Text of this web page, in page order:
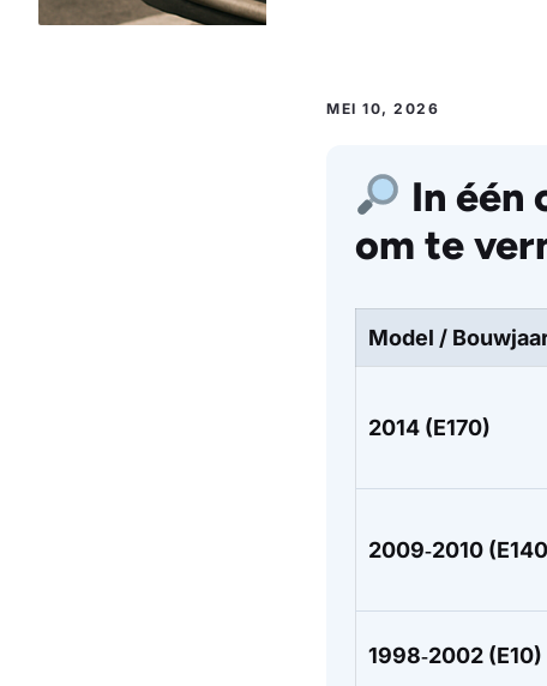
MEI 10, 2026
In één
om te
Model /
2014 (E170)
2009‑2010
1998‑2002 (E10)